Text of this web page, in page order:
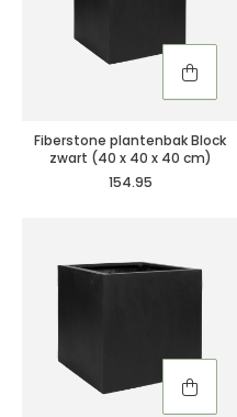
Fiberstone plantenbak Block
zwart (40 x 40 x 40 cm)
154.95